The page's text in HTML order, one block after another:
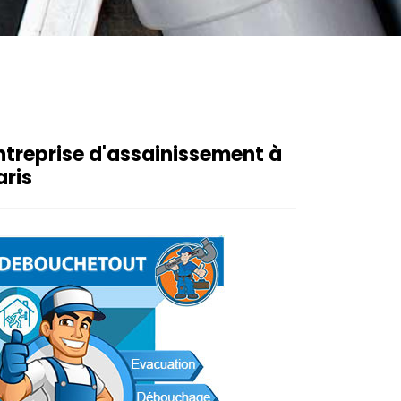
d'assainissement à